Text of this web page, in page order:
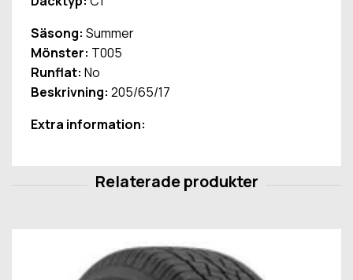
Säsong: Summer
Mönster: T005
Runflat: No
Beskrivning: 205/65/17
Extra information: